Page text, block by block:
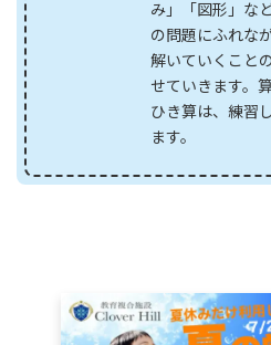
み」「図形」な
の問題にふれな
解いていくこと
せていきます。
ひき算は、練習
ます。